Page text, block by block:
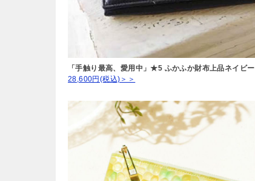
「手触り最高、愛用中」★5 ふかふか財布上品ネイビー
28,600円(税込)＞＞